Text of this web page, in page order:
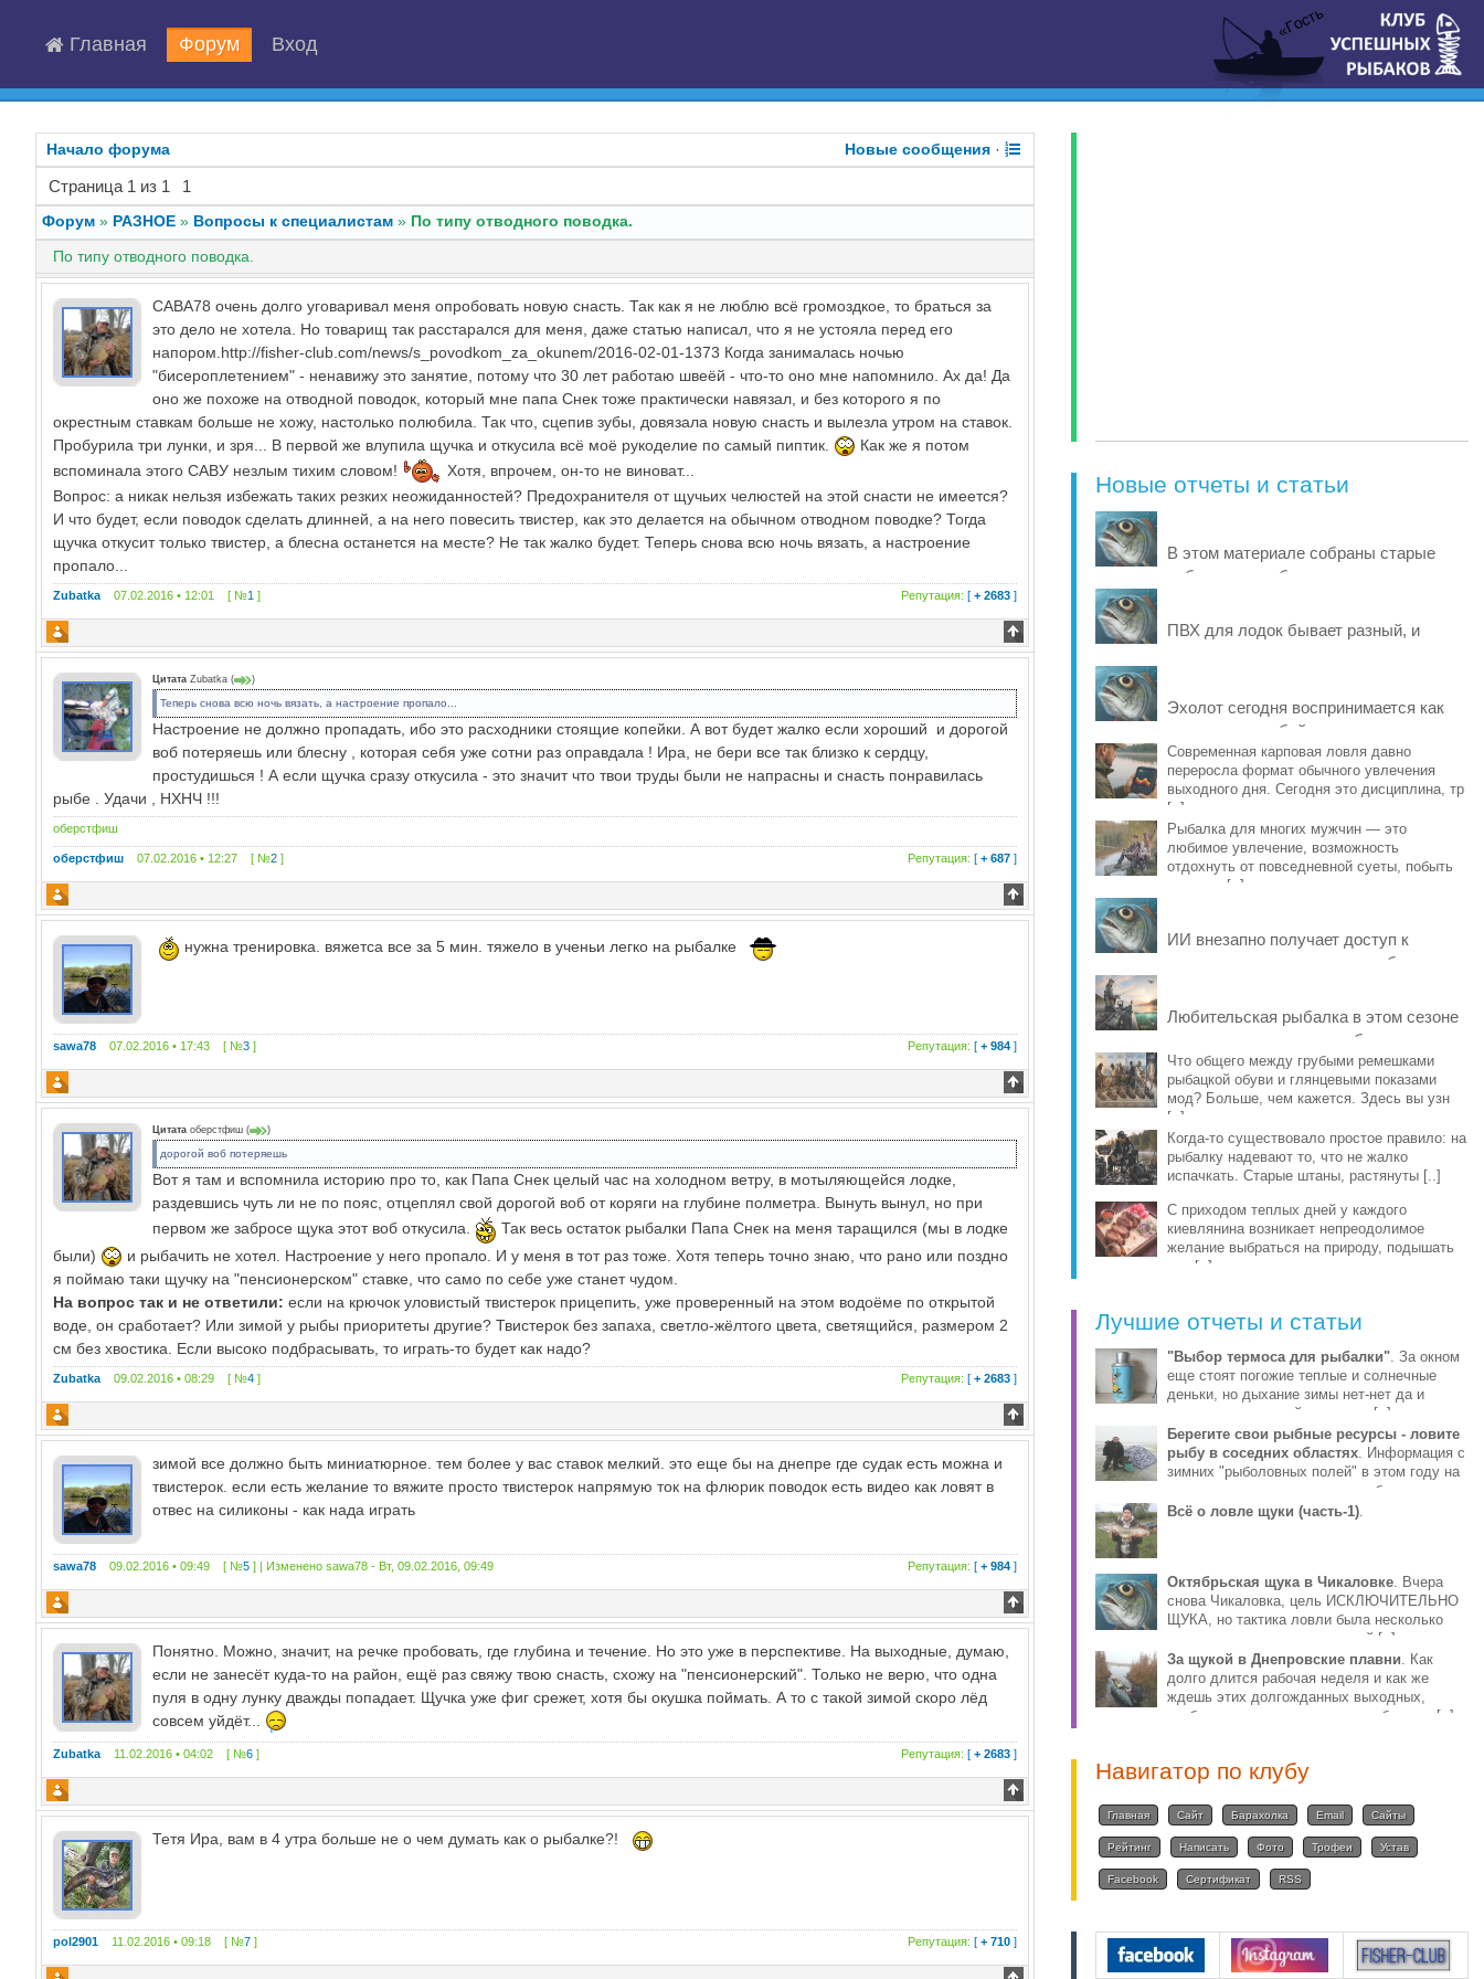
Главная Форум Вход
«Гость
Начало форума Новые сообщения ·
Страница 1 из 1 1
Форум » РАЗНОЕ » Вопросы к специалистам » По типу отводного поводка.
По типу отводного поводка.
САВА78 очень долго уговаривал меня опробовать новую снасть. Так как я не люблю всё громоздкое, то браться за
это дело не хотела. Но товарищ так расстарался для меня, даже статью написал, что я не устояла перед его
напором.http://fisher-club.com/news/s_povodkom_za_okunem/2016-02-01-1373 Когда занималась ночью
"бисероплетением" - ненавижу это занятие, потому что 30 лет работаю швеёй - что-то оно мне напомнило. Ах да! Да
оно же похоже на отводной поводок, который мне папа Снек тоже практически навязал, и без которого я по
окрестным ставкам больше не хожу, настолько полюбила. Так что, сцепив зубы, довязала новую снасть и вылезла утром на ставок.
Пробурила три лунки, и зря... В первой же влупила щучка и откусила всё моё рукоделие по самый пиптик.
Как же я потом
вспоминала этого САВУ незлым тихим словом!
Хотя, впрочем, он-то не виноват...
Вопрос: а никак нельзя избежать таких резких неожиданностей? Предохранителя от щучьих челюстей на этой снасти не имеется?
И что будет, если поводок сделать длинней, а на него повесить твистер, как это делается на обычном отводном поводке? Тогда
щучка откусит только твистер, а блесна останется на месте? Не так жалко будет. Теперь снова всю ночь вязать, а настроение
пропало...
Zubatka 07.02.2016 • 12:01 [ №1 ] Репутация: [+ 2683 ]
Цитата Zubatka ( )
Теперь снова всю ночь вязать, а настроение пропало...
Настроение не должно пропадать, ибо это расходники стоящие копейки. А вот будет жалко если хороший и дорогой
воб потеряешь или блесну , которая себя уже сотни раз оправдала ! Ира, не бери все так близко к сердцу,
простудишься ! А если щучка сразу откусила - это значит что твои труды были не напрасны и снасть понравилась
рыбе . Удачи , НХНЧ !!!
оберстфиш
оберстфиш 07.02.2016 • 12:27 [ №2 ] Репутация: [+ 687 ]
нужна тренировка. вяжетса все за 5 мин. тяжело в ученьи легко на рыбалке
sawa78 07.02.2016 • 17:43 [ №3 ] Репутация: [+ 984 ]
Цитата оберстфиш ( )
дорогой воб потеряешь
Вот я там и вспомнила историю про то, как Папа Снек целый час на холодном ветру, в мотыляющейся лодке,
раздевшись чуть ли не по пояс, отцеплял свой дорогой воб от коряги на глубине полметра. Вынуть вынул, но при
первом же забросе щука этот воб откусила.
Так весь остаток рыбалки Папа Снек на меня таращился (мы в лодке
были)
и рыбачить не хотел. Настроение у него пропало. И у меня в тот раз тоже. Хотя теперь точно знаю, что рано или поздно
я поймаю таки щучку на "пенсионерском" ставке, что само по себе уже станет чудом.
На вопрос так и не ответили: если на крючок уловистый твистерок прицепить, уже проверенный на этом водоёме по открытой
воде, он сработает? Или зимой у рыбы приоритеты другие? Твистерок без запаха, светло-жёлтого цвета, светящийся, размером 2
см без хвостика. Если высоко подбрасывать, то играть-то будет как надо?
Zubatka 09.02.2016 • 08:29 [ №4 ] Репутация: [+ 2683 ]
зимой все должно быть миниатюрное. тем более у вас ставок мелкий. это еще бы на днепре где судак есть можна и
твистерок. если есть желание то вяжите просто твистерок напрямую ток на флюрик поводок есть видео как ловят в
отвес на силиконы - как нада играть
sawa78 09.02.2016 • 09:49 [ №5 ] | Измененоsawa78 - Вт, 09.02.2016, 09:49 Репутация: [+ 984 ]
Понятно. Можно, значит, на речке пробовать, где глубина и течение. Но это уже в перспективе. На выходные, думаю,
если не занесёт куда-то на район, ещё раз свяжу твою снасть, схожу на "пенсионерский". Только не верю, что одна
пуля в одну лунку дважды попадает. Щучка уже фиг срежет, хотя бы окушка поймать. А то с такой зимой скоро лёд
совсем уйдёт...
Zubatka 11.02.2016 • 04:02 [ №6 ] Репутация: [+ 2683 ]
Тетя Ира, вам в 4 утра больше не о чем думать как о рыбалке?!
pol2901 11.02.2016 • 09:18 [ №7 ] Репутация: [+ 710 ]
Новые отчеты и статьи
В этом материале собраны старые
рабочие способы и современные
жизнь уло [..]
ПВХ для лодок бывает разный, и
стойкости к исти [..]
Эхолот сегодня воспринимается как
что-то само собой разумеющееся, но
еще совсем недавно рыбаки
обходились б [..]
Современная карповая ловля давно
переросла формат обычного увлечения
выходного дня. Сегодня это дисциплина, тр
[..]
Рыбалка для многих мужчин — это
любимое увлечение, возможность
отдохнуть от повседневной суеты, побыть
наедине [..]
ИИ внезапно получает доступ к
реальному миру и учится рыбачить на
рыбы, про [..]
Любительская рыбалка в этом сезоне
заметно изменилась: на берег и в
лодку чаще берут компактные
эхолоты, об [..]
Что общего между грубыми ремешками
рыбацкой обуви и глянцевыми показами
мод? Больше, чем кажется. Здесь вы узн
[..]
Когда-то существовало простое правило: на
рыбалку надевают то, что не жалко
испачкать. Старые штаны, растянуты [..]
С приходом теплых дней у каждого
киевлянина возникает непреодолимое
желание выбраться на природу, подышать
све [..]
Лучшие отчеты и статьи
"Выбор термоса для рыбалки". За окном
еще стоят погожие теплые и солнечные
деньки, но дыхание зимы нет-нет да и
ощущается уже сейчас этими [..]
Берегите свои рыбные ресурсы - ловите
рыбу в соседних областях. Информация с
зимних "рыболовных полей" в этом году на
столько противоречива, что собираясь за
плотвой, волей-н [..]
Всё о ловле щуки (часть-1).
Октябрьская щука в Чикаловке. Вчера
снова Чикаловка, цель ИСКЛЮЧИТЕЛЬНО
ЩУКА, но тактика ловли была несколько
иная, по причине того, что мой [..]
За щукой в Днепровские плавни. Как
долго длится рабочая неделя и как же
ждешь этих долгожданных выходных,
чтобы снова ощутить радость общения [..]
Навигатор по клубу
Главная Сайт Барахолка Email Сайты
Рейтинг Написать Фото Трофеи Устав
Facebook Сертификат RSS